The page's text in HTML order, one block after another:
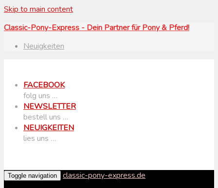
Skip to main content
Classic-Pony-Express - Dein Partner für Pony & Pferd!
Neuigkeiten
FACEBOOK
folg uns …
NEWSLETTER
bestell uns …
NEUIGKEITEN
lies uns …
Toggle navigation
classic-pony-express.de